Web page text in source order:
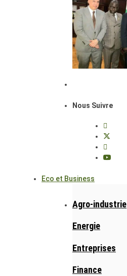
Nous Suivre
Eco et Business
Agro-industrie
Energie
Entreprises
Finance